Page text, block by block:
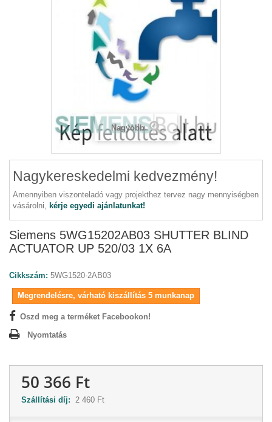
Nagyobb
Nagykereskedelmi kedvezmény!
Amennyiben viszonteladó vagy projekthez tervez nagy mennyiségben
vásárolni, kérje egyedi ajánlatunkat!
Siemens 5WG15202AB03 SHUTTER BLIND
ACTUATOR UP 520/03 1X 6A
Cikkszám: 5WG1520-2AB03
Megrendelésre, várható kiszállítás 5 munkanap
Oszd meg a terméket Facebookon!
Nyomtatás
50 366 Ft
Szállítási díj: 2 460 Ft